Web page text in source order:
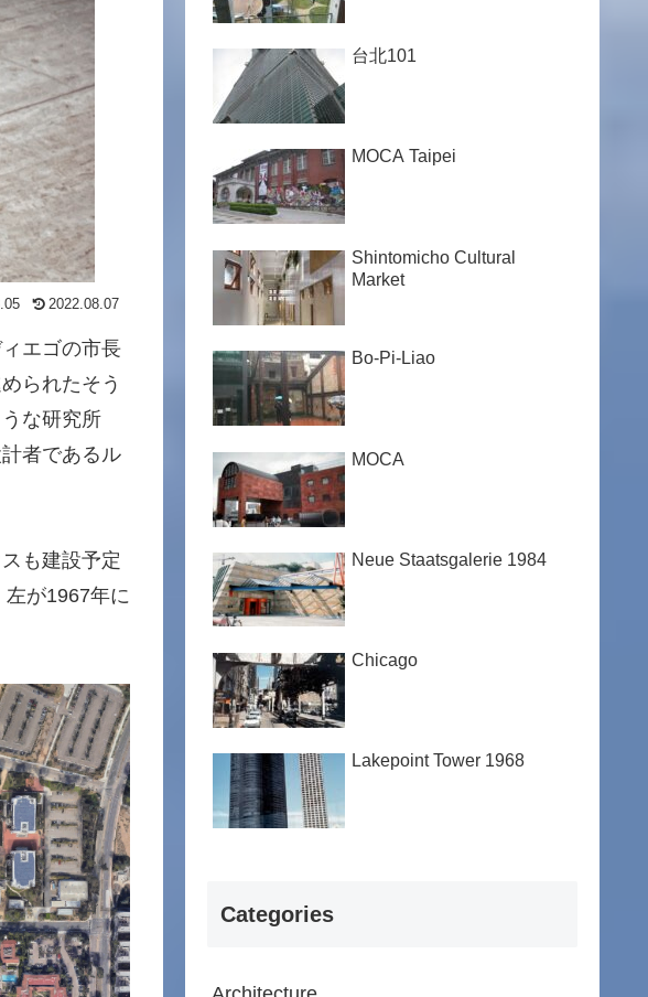
2022.08.07
エゴの市長
られたそう
な研究所
者であるル
も建設予定
が1967年に
台北101
MOCA Taipei
Shintomicho Cultural
Market
Bo-Pi-Liao
MOCA
Neue Staatsgalerie 1984
Chicago
Lakepoint Tower 1968
Categories